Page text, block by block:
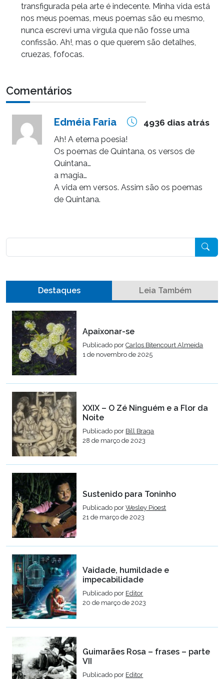
transfigurada pela arte é indecente. Minha vida está
nos meus poemas, meus poemas são eu mesmo,
nunca escrevi uma vírgula que não fosse uma
confissão. Ah!, mas o que querem são detalhes,
cruezas, fofocas.
Comentários
Edméia Faria 4936 dias atrás
Ah! A eterna poesia!
Os poemas de Quintana, os versos de
Quintana…
a magia…
A vida em versos. Assim são os poemas
de Quintana.
Destaques Leia Também
Apaixonar-se
Publicado porCarlos Bitencourt Almeida
1 de novembro de 2025
XXIX – O Zé Ninguém e a Flor da
Noite
Publicado por Bill Braga
28 de março de 2023
Sustenido para Toninho
Publicado porWesley Pioest
21 de março de 2023
Vaidade, humildade e
impecabilidade
Publicado por Editor
20 de março de 2023
Guimarães Rosa – frases – parte
VII
Publicado por Editor